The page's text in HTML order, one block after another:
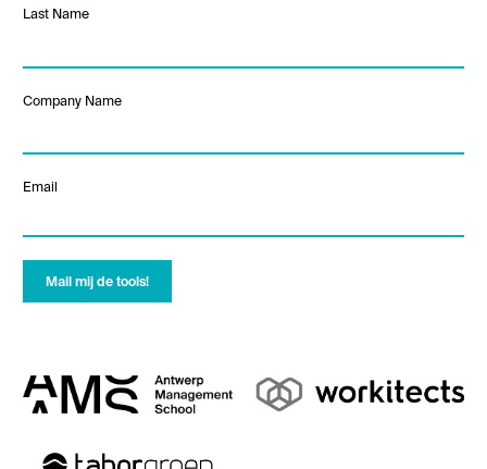
Last Name
Company Name
Email
Mail mij de tools!